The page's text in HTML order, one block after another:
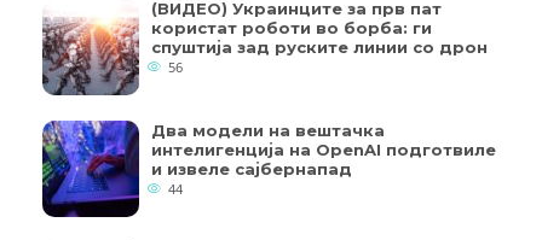
(ВИДЕО) Украинците за прв пат
користат роботи во борба: ги
спуштија зад руските линии со дрон
56
Два модели на вештачка
интелигенција на OpenAI подготвиле
и извеле сајбернапад
44